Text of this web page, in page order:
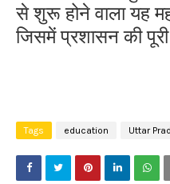
से शुरू होने वाला यह
जिसमें प्रशासन की पूरी
Tags education Uttar